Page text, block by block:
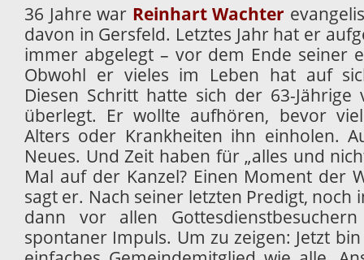
36 Jahre war Reinhart Wachter
davon in Gersfeld. Letztes Jahr hat er
immer abgelegt – vor dem Ende seiner
Obwohl er vieles im Leben hat auf
Diesen Schritt hatte sich der 63-
überlegt. Er wollte aufhören, bevor
Alters oder Krankheiten ihn einholen.
Neues. Und Zeit haben für „alles und
Mal auf der Kanzel? Einen Moment der
sagt er. Nach seiner letzten Predigt, noch
dann vor allen
spontaner Impuls. Um zu zeigen: Jetzt